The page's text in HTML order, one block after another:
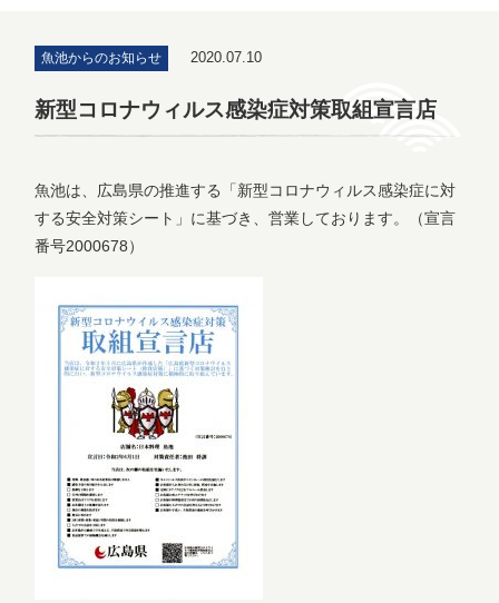
魚池からのお知らせ 2020.07.10
新型コロナウィルス感染症対策取組宣言店
魚池は、広島県の推進する「新型コロナウィルス感染症に対
する安全対策シート」に基づき、営業しております。（宣言
番号2000678）